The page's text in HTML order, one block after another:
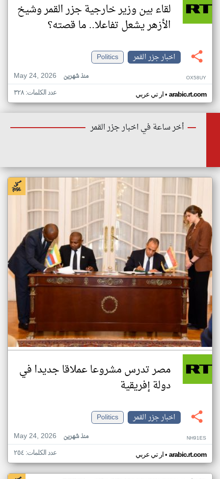
لقاء بين وزير خارجية جزر القمر وشيخ
الأزهر يشعل تفاعلا.. ما قصته؟
اخبار جزر القمر
Politics
May 24, 2026
منذ شهرين OX58UY
ار تي عربي• arabic.rt.com عدد الكلمات: ٣٢٨
أخر ساعة في اخبار جزر القمر
مصر تدرس مشروعا عملاقا جديدا في
دولة إفريقية
اخبار جزر القمر
Politics
May 24, 2026
منذ شهرين NH91ES
ار تي عربي• arabic.rt.com عدد الكلمات: ٢٥٤